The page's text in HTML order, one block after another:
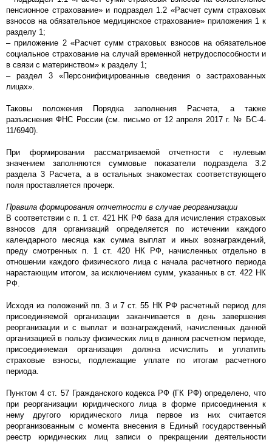
пенсионное страхование» и подраздел 1.2 «Расчет сумм страховых
взносов на обязательное медицинское страхование» приложения 1 к
разделу 1;
– приложение 2 «Расчет сумм страховых взносов на обязательное
социальное страхование на случай временной нетрудоспособности и
в связи с материнством» к разделу 1;
– раздел 3 «Персонифицированные сведения о застрахованных
лицах».
Таковы положения Порядка заполнения Расчета, а также
разъяснения ФНС России (см. письмо от 12 апреля 2017 г. № БС-4-
11/6940).
При формировании рассматриваемой отчетности с нулевым
значением заполняются суммовые показатели подраздела 3.2
раздела 3 Расчета, а в остальных знакоместах соответствующего
поля проставляется прочерк.
Правила формирования отчетности в случае реорганизации
В соответствии с п. 1 ст. 421 НК РФ база для исчисления страховых
взносов для организаций определяется по истечении каждого
календарного месяца как сумма выплат и иных вознаграждений,
преду смотренных п. 1 ст. 420 НК РФ, начисленных отдельно в
отношении каждого физического лица с начала расчетного периода
нарастающим итогом, за исключением сумм, указанных в ст. 422 НК
РФ.
Исходя из положений пп. 3 и 7 ст. 55 НК РФ расчетный период для
присоединяемой организации заканчивается в день завершения
реорганизации и с выплат и вознаграждений, начисленных данной
организацией в пользу физических лиц в данном расчетном периоде,
присоединяемая организация должна исчислить и уплатить
страховые взносы, подлежащие уплате по итогам расчетного
периода.
Пунктом 4 ст. 57 Гражданского кодекса РФ (ГК РФ) определено, что
при реорганизации юридического лица в форме присоединения к
нему другого юридического лица первое из них считается
реорганизованным с момента внесения в Единый государственный
реестр юридических лиц записи о прекращении деятельности